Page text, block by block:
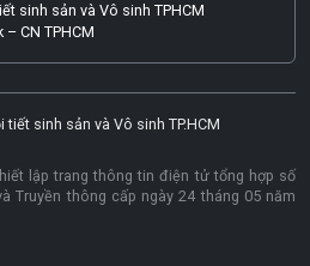
sinh sản và Vô sinh TPHCM
CN TPHCM
tiết sinh sản và Vô sinh TP.HCM
lập trang thông tin điện tử tổng hợp số
Truyền thông cấp ngày 24 tháng 05 năm